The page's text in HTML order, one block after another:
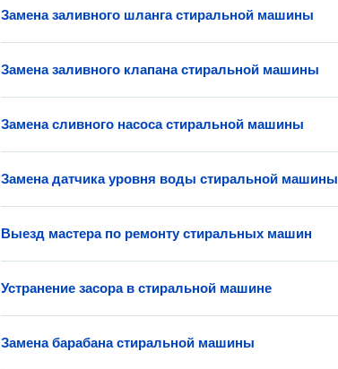
Замена заливного шланга стиральной машины
Замена заливного клапана стиральной машины
Замена сливного насоса стиральной машины
Замена датчика уровня воды стиральной машины
Выезд мастера по ремонту стиральных машин
Устранение засора в стиральной машине
Замена барабана стиральной машины